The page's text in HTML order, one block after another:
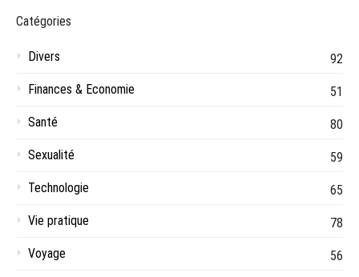
Catégories
Divers
92
Finances & Economie
51
Santé
80
Sexualité
59
Technologie
65
Vie pratique
78
Voyage
56